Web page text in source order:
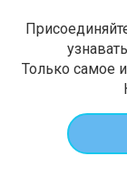
Только самое